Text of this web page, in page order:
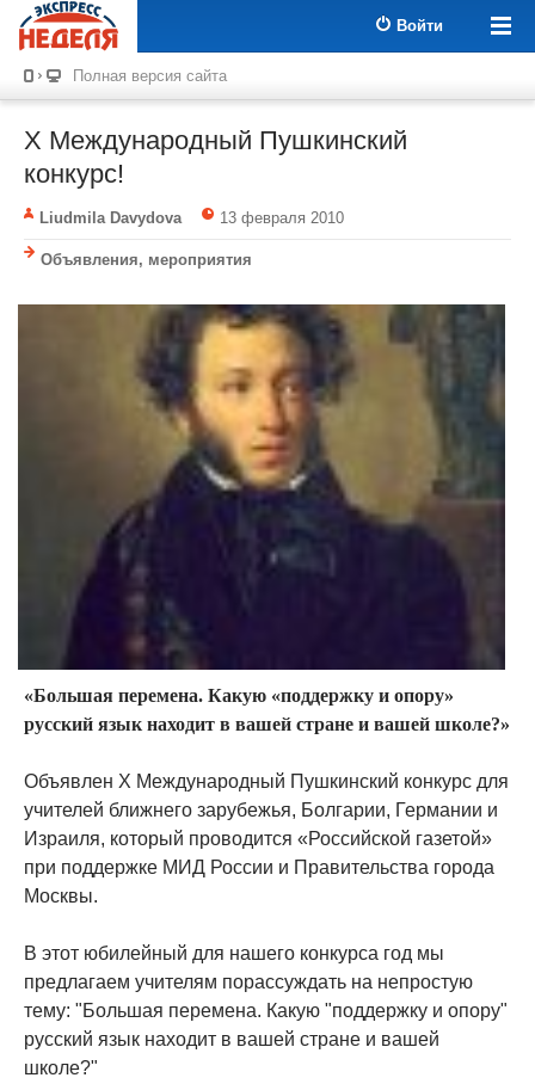
Войти
Полная версия сайта
X Международный Пушкинский
конкурс!
Liudmila Davydova 13 февраля 2010
Объявления, мероприятия
«Большая перемена. Какую «поддержку и опору»
русский язык находит в вашей стране и вашей школе?»
Объявлен Х Международный Пушкинский конкурс для
учителей ближнего зарубежья, Болгарии, Германии и
Израиля, который проводится «Российской газетой»
при поддержке МИД России и Правительства города
Москвы.
В этот юбилейный для нашего конкурса год мы
предлагаем учителям порассуждать на непростую
тему: "Большая перемена. Какую "поддержку и опору"
русский язык находит в вашей стране и вашей
школе?"